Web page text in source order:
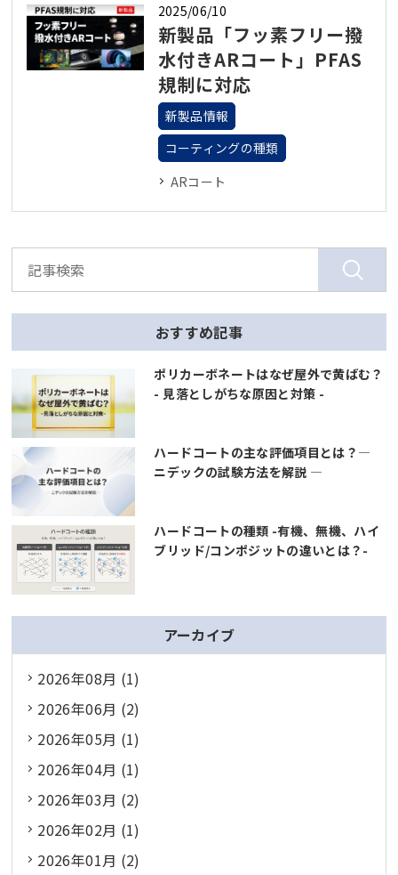
2025/06/10
新製品「フッ素フリー撥
水付きARコート」PFAS
規制に対応
新製品情報
コーティングの種類
ARコート
おすすめ記事
ポリカーボネートはなぜ屋外で黄ばむ？
- 見落としがちな原因と対策 -
ハードコートの主な評価項目とは？―
ニデックの試験方法を解説 ―
ハードコートの種類 -有機、無機、ハイ
ブリッド/コンポジットの違いとは？-
アーカイブ
2026年08月 (1)
2026年06月 (2)
2026年05月 (1)
2026年04月 (1)
2026年03月 (2)
2026年02月 (1)
2026年01月 (2)